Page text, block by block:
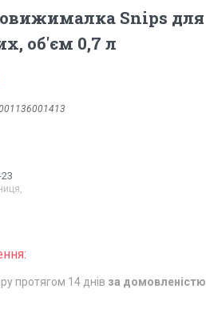
Snips для
об'єм 0,7 л
протягом 14 днів за домовленістю